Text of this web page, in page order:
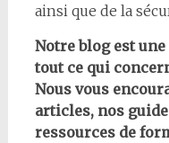
ainsi que de la
Notre blog est
tout ce qui
Nous vous
articles, nos
ressources de